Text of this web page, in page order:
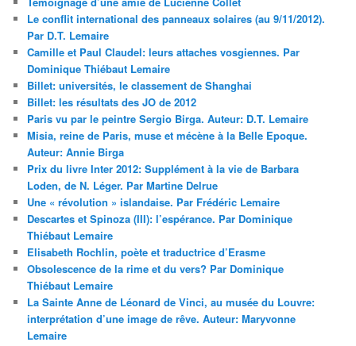
Le conflit international des panneaux solaires (au 9/11/2012).
Par D.T. Lemaire
Camille et Paul Claudel: leurs attaches vosgiennes. Par
Dominique Thiébaut Lemaire
Billet: universités, le classement de Shanghai
Billet: les résultats des JO de 2012
Paris vu par le peintre Sergio Birga. Auteur: D.T. Lemaire
Misia, reine de Paris, muse et mécène à la Belle Epoque.
Auteur: Annie Birga
Prix du livre Inter 2012: Supplément à la vie de Barbara
Loden, de N. Léger. Par Martine Delrue
Une « révolution » islandaise. Par Frédéric Lemaire
Descartes et Spinoza (III): l’espérance. Par Dominique
Thiébaut Lemaire
Elisabeth Rochlin, poète et traductrice d’Erasme
Obsolescence de la rime et du vers? Par Dominique
Thiébaut Lemaire
La Sainte Anne de Léonard de Vinci, au musée du Louvre:
interprétation d’une image de rêve. Auteur: Maryvonne
Lemaire